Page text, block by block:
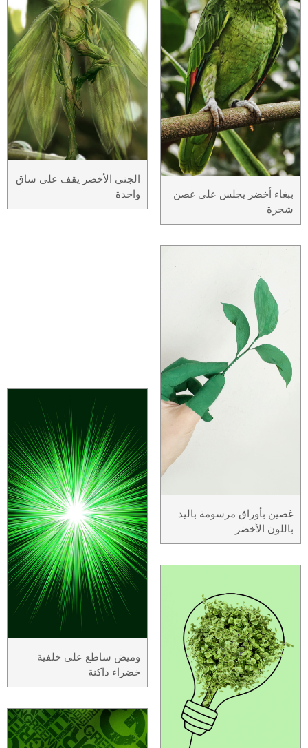
ببغاء أخضر يجلس على غصن
شجرة
غصين بأوراق مرسومة باليد
باللون الأخضر
الجني الأخضر يقف على ساق
واحدة
وميض ساطع على خلفية
خضراء داكنة